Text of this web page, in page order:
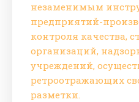
незаменимым
предприятий-
контроля качества,
организаций,
учреждений,
ретроотражающих
разметки.